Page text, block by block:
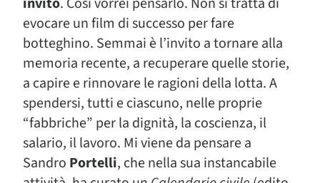
evocare un film di successo per fare
botteghino. Semmai è l’invito a tornare alla
memoria recente, a recuperare quelle storie,
a capire e rinnovare le ragioni della lotta. A
spendersi, tutti e ciascuno, nelle proprie
“fabbriche” per la dignità, la coscienza, il
salario, il lavoro. Mi viene da pensare a
Sandro Portelli, che nella sua instancabile